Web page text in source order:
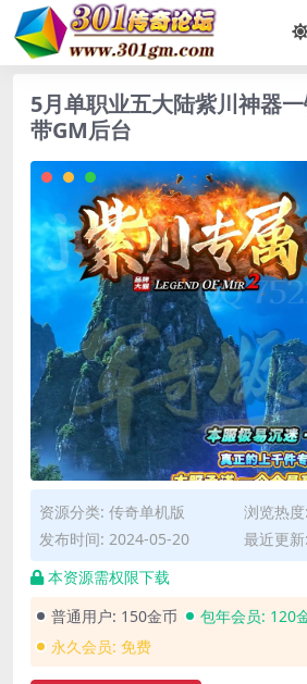
5月单职业五大陆紫川神器
带GM后台
资源分类: 传奇单机版
浏览热
发布时间: 2024-05-20
最近更
本资源需权限下载
普通用户: 150金币 包年会员: 120
永久会员: 免费